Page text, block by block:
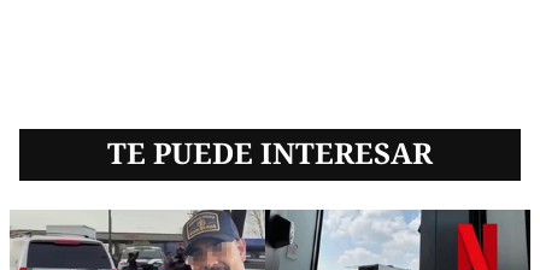
TE PUEDE INTERESAR